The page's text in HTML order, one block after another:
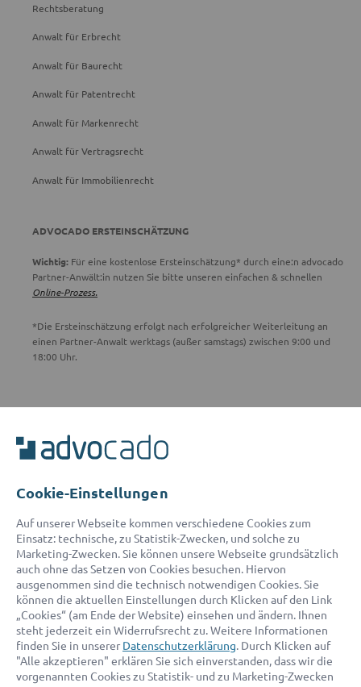
Rechtsberatung
Anwalt für Erbrecht
Anwalt für Baurecht
Anwalt für Patentrecht
Anwalt für Markenrecht
Anwalt für Vertragsrecht
Anwalt für Immobilienrecht
ADVOCADO ERSTEINSCHÄTZUNG
Wichtig: Für eine kostenlose Ersteinschätzung* durch eine:n advocado
Partner-Anwält:in nutzen Sie bitte unseren einfachen & schnellen
Online-Prozess.
*Die Ersteinschätzung erfolgt nach erfolgreicher Weiterleitung an
einen Partner-Anwalt werktags (außer samstags) zwischen 9:00 und
18:00 Uhr.
Unser Serviceteam ist von 8:00 bis 17:00 Uhr für Sie erreichbar.
E-Mail:
service@advocado.com
© 2026 advocado - einfach online den passenden Rechtsanwalt finden
Auszeichnungen:
Cookie-Einstellungen
Auf unserer Webseite kommen verschiedene Cookies zum
Einsatz: technische, zu Statistik-Zwecken, und solche zu
Marketing-Zwecken. Sie können unsere Webseite grundsätzlich
auch ohne das Setzen von Cookies besuchen. Hiervon
ausgenommen sind die technisch notwendigen Cookies. Sie
können die aktuellen Einstellungen durch Klicken auf den Link
„Cookies“ (am Ende der Website) einsehen und ändern. Ihnen
steht jederzeit ein Widerrufsrecht zu. Weitere Informationen
finden Sie in unserer Datenschutzerklärung. Durch Klicken auf
"Alle akzeptieren" erklären Sie sich einverstanden, dass wir die
vorgenannten Cookies zu Statistik- und zu Marketing-Zwecken